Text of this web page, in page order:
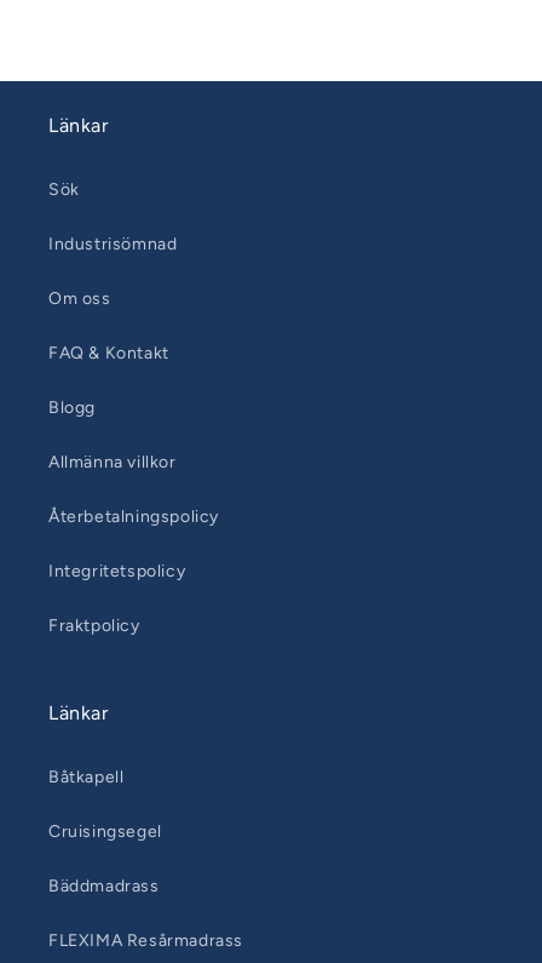
Länkar
Sök
Industrisömnad
Om oss
FAQ & Kontakt
Blogg
Allmänna villkor
Återbetalningspolicy
Integritetspolicy
Fraktpolicy
Länkar
Båtkapell
Cruisingsegel
Bäddmadrass
FLEXIMA Resårmadrass